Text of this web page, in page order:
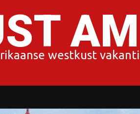
westkust